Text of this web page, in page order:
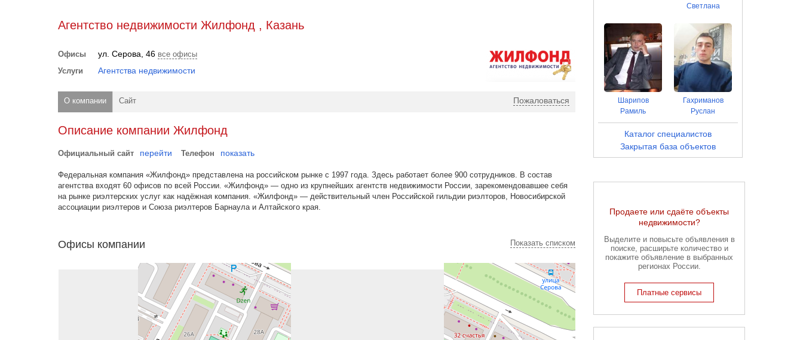
Агентство недвижимости Жилфонд , Казань
Офисы ул. Серова, 46 все офисы
Услуги
Агентства недвижимости
О компании Сайт Пожаловаться
Описание компании Жилфонд
Официальный сайт перейти Телефон показать
Федеральная компания «Жилфонд» представлена на российском рынке с 1997 года. Здесь работает более 900 сотрудников. В состав
агентства входят 60 офисов по всей России. «Жилфонд» — одно из крупнейших агентств недвижимости России, зарекомендовавшее себя
на рынке риэлтерских услуг как надёжная компания. «Жилфонд» — действительный член Российской гильдии риэлторов, Новосибирской
ассоциации риэлтеров и Союза риэлтеров Барнаула и Алтайского края.
Офисы компании Показать списком
Светлана
Шарипов
Рамиль
Гахриманов
Руслан
Каталог специалистов
Закрытая база объектов
Продаете или сдаёте объекты
недвижимости?
Выделите и повысьте объявления в
поиске, расширьте количество и
покажите объявление в выбранных
регионах России.
Платные сервисы